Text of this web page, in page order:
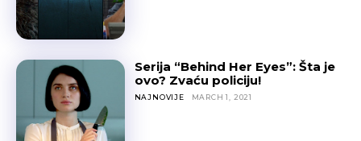
Serija “Behind Her Eyes”: Šta je
ovo? Zvaću policiju!
NAJNOVIJE MARCH 1, 2021